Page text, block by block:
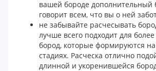
вашей бороде дополнительный
говорит всем, что вы о ней
не забывайте расчесывать
лучше всего подходит для более
бород, которые формируются
стадиях. Расческа отлично
длинной и укоренившейся